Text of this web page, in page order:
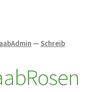
—Schreib